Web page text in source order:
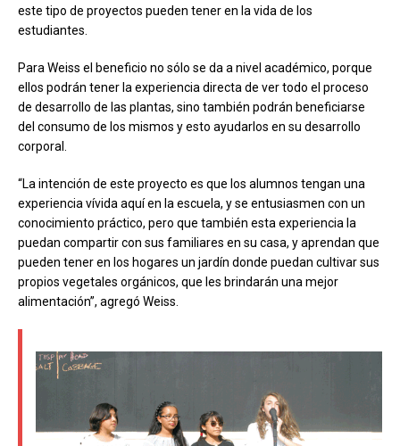
este tipo de proyectos pueden tener en la vida de los
estudiantes.
Para Weiss el beneficio no sólo se da a nivel académico, porque
ellos podrán tener la experiencia directa de ver todo el proceso
de desarrollo de las plantas, sino también podrán beneficiarse
del consumo de los mismos y esto ayudarlos en su desarrollo
corporal.
“La intención de este proyecto es que los alumnos tengan una
experiencia vívida aquí en la escuela, y se entusiasmen con un
conocimiento práctico, pero que también esta experiencia la
puedan compartir con sus familiares en su casa, y aprendan que
pueden tener en los hogares un jardín donde puedan cultivar sus
propios vegetales orgánicos, que les brindarán una mejor
alimentación”, agregó Weiss.